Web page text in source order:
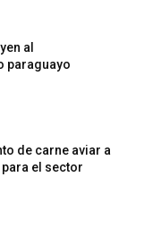
al
paraguayo
de carne aviar a
el sector